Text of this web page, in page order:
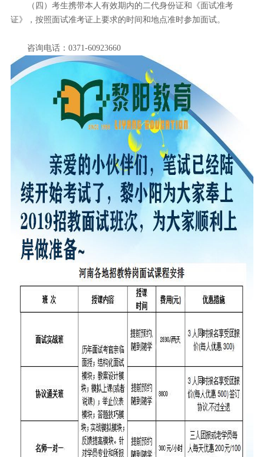
（四）考生携带本人有效期内的二代身份证和《面试准考
证》，按照面试准考证上要求的时间和地点准时参加面试。
咨询电话：0371-60923660